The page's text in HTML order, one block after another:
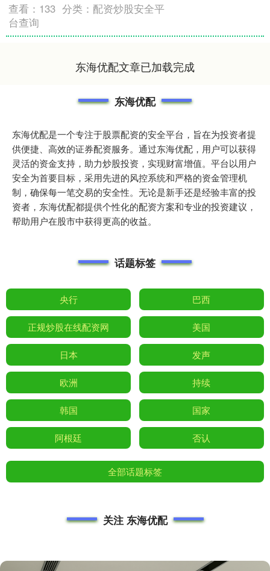
查看： 133 分类： 配资炒股安全平
台查询
东海优配文章已加载完成
东海优配
东海优配是一个专注于股票配资的安全平台，旨在为投资者提
供便捷、高效的证券配资服务。通过东海优配，用户可以获得
灵活的资金支持，助力炒股投资，实现财富增值。平台以用户
安全为首要目标，采用先进的风控系统和严格的资金管理机
制，确保每一笔交易的安全性。无论是新手还是经验丰富的投
资者，东海优配都提供个性化的配资方案和专业的投资建议，
帮助用户在股市中获得更高的收益。
话题标签
央行 巴西
正规炒股在线配资网 美国
日本 发声
欧洲 持续
韩国 国家
阿根廷 否认
全部话题标签
关注 东海优配